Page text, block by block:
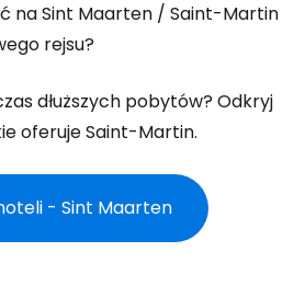
na Sint Maarten / Saint-Martin
rejsu?
dłuższych pobytów? Odkryj
oferuje Saint-Martin.
- Sint Maarten